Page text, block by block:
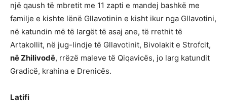
një qaush të mbretit me 11 zapti e mandej bashkë me
familje e kishte lënë Gllavotinin e kisht ikur nga Gllavotini,
në katundin më të largët të asaj ane, të rrethit të
Artakollit, në jug-lindje të Gllavotinit, Bivolakit e Strofcit,
në Zhilivodë, rrëzë maleve të Qiqavicës, jo larg katundit
Gradicë, krahina e Drenicës.
Latifi